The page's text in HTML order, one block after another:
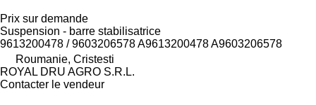
Prix sur demande
Suspension - barre stabilisatrice
9613200478 / 9603206578 A9613200478 A9603206578
Roumanie, Cristesti
ROYAL DRU AGRO S.R.L.
Contacter le vendeur